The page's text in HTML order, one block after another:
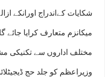
شکایات کےاندراج اورانکے
میکانزم متعارف کرایا
مختلف اداروں سے تکنیکی
وزیراعظم کو جلد حج